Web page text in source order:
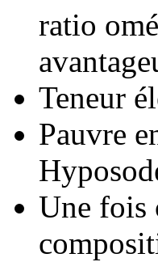
ratio
Teneur
Pauvre
Une fois